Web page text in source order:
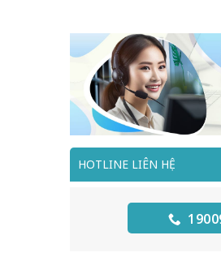
HOTLINE LIÊN HỆ